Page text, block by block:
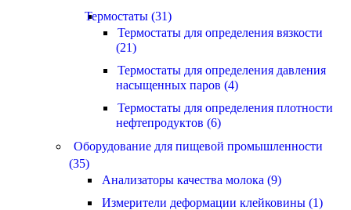
Термостаты (31)
Термостаты для определения вязкости
(21)
Термостаты для определения давления
насыщенных паров (4)
Термостаты для определения плотности
нефтепродуктов (6)
Оборудование для пищевой промышленности
(35)
Анализаторы качества молока (9)
Измерители деформации клейковины (1)